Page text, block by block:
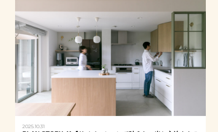
2025.10.31